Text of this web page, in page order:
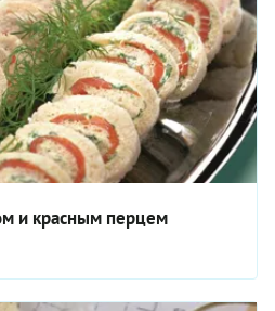
и красным перцем